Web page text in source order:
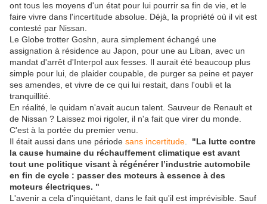
ont tous les moyens d'un état pour lui pourrir sa fin de vie, et le
faire vivre dans l'incertitude absolue. Déjà, la propriété où il vit est
contesté par Nissan.
Le Globe trotter Goshn, aura simplement échangé une
assignation à résidence au Japon, pour une au Liban, avec un
mandat d'arrêt d'Interpol aux fesses. Il aurait été beaucoup plus
simple pour lui, de plaider coupable, de purger sa peine et payer
ses amendes, et vivre de ce qui lui restait, dans l'oubli et la
tranquillité.
En réalité, le quidam n'avait aucun talent. Sauveur de Renault et
de Nissan ? Laissez moi rigoler, il n'a fait que virer du monde.
C'est à la portée du premier venu.
Il était aussi dans une période sans incertitude
"La lutte contre
la cause humaine du réchauffement climatique est avant
tout une politique visant à régénérer l’industrie automobile
en fin de cycle : passer des moteurs à essence à des
moteurs électriques. "
L'avenir a cela d'inquiétant, dans le fait qu'il est imprévisible. Sauf